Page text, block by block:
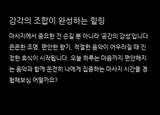
감각의 조합이 완성하는 힐링
마사지에서 중요한 건 손길 뿐 아니라 ‘공간의 감성’입니다.
은은한 조명, 편안한 향기, 적절한 음악이 어우러질 때 진
정한 휴식이 시작됩니다. 오늘 하루는 마음까지 편안해지
는 음악과 함께 온전히 나에게 집중하는 마사지 시간을 경
험해보심 어떨까요?